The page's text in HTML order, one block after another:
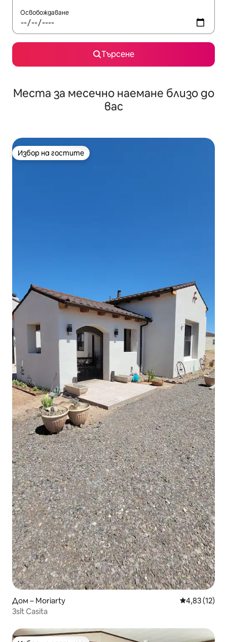
Освобождаване
Търсене
Места за месечно наемане близо до
вас
Избор на гостите
Избор на гостите
Дом – Moriarty Средна
4,83 (12)
3slt Casita